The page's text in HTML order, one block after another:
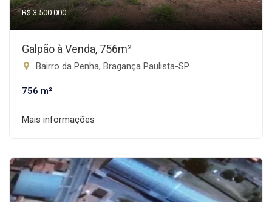
R$ 3.500.000
Galpão à Venda, 756m²
Bairro da Penha, Bragança Paulista-SP
756 m²
Mais informações